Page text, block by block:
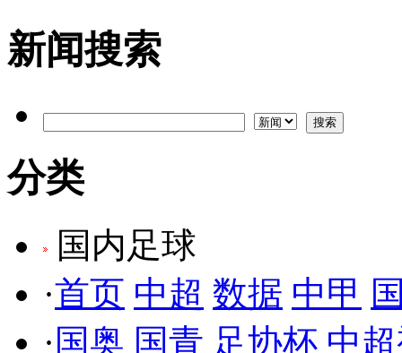
新闻搜索
分类
国内足球
·首页 中超 数据 中甲
· 国奥 国青 足协杯 中